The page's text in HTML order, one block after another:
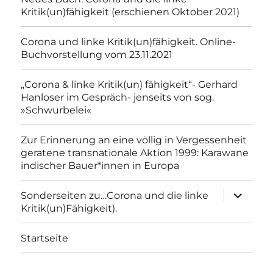
Kritik(un)fähigkeit (erschienen Oktober 2021)
Corona und linke Kritik(un)fähigkeit. Online-
Buchvorstellung vom 23.11.2021
„Corona & linke Kritik(un) fähigkeit“- Gerhard
Hanloser im Gespräch- jenseits von sog.
»Schwurbelei«
Zur Erinnerung an eine völlig in Vergessenheit
geratene transnationale Aktion 1999: Karawane
indischer Bauer*innen in Europa
Sonderseiten zu…Corona und die linke
Kritik(un)Fähigkeit).
anzeigen
Startseite